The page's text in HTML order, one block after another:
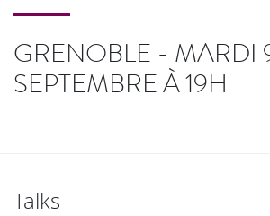
GRENOBLE - MARDI
SEPTEMBRE À 19H
Talks